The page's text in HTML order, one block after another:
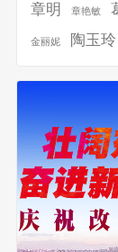
章明 章艳敏
金丽妮 陶玉玲